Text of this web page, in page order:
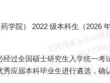
学院） 2022 级本科生（2026
过全国硕士研究生入学统一考
应届本科毕业生进行遴选，确